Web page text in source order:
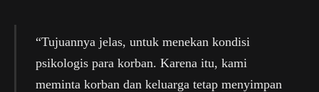
“Tujuannya jelas, untuk menekan kondisi
psikologis para korban. Karena itu, kami
meminta korban dan keluarga tetap menyimpan